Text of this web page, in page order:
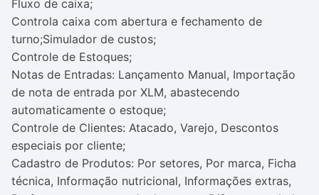
Fluxo de caixa;
Controla caixa com abertura e fechamento de
turno;Simulador de custos;
Controle de Estoques;
Notas de Entradas: Lançamento Manual, Importação
de nota de entrada por XLM, abastecendo
automaticamente o estoque;
Controle de Clientes: Atacado, Varejo, Descontos
especiais por cliente;
Cadastro de Produtos: Por setores, Por marca, Ficha
técnica, Informação nutricional, Informações extras,